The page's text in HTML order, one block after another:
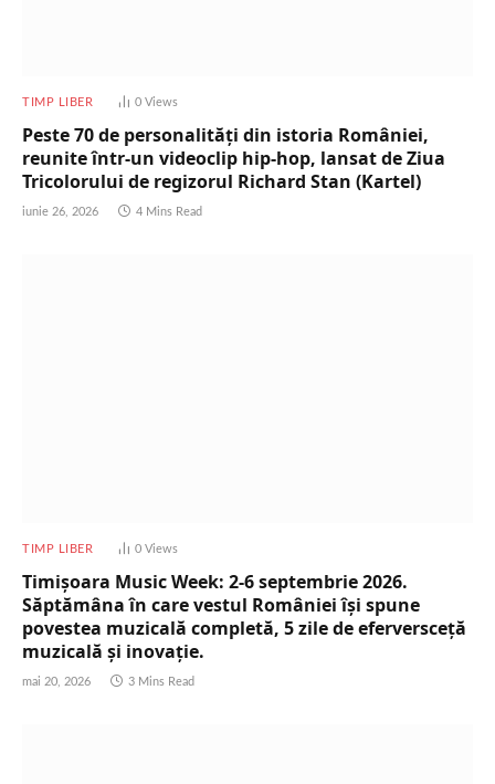
TIMP LIBER 0 Views
Peste 70 de personalități din istoria României,
reunite într-un videoclip hip-hop, lansat de Ziua
Tricolorului de regizorul Richard Stan (Kartel)
iunie 26, 2026 4 Mins Read
TIMP LIBER 0 Views
Timișoara Music Week: 2-6 septembrie 2026.
Săptămâna în care vestul României își spune
povestea muzicală completă, 5 zile de eferversceță
muzicală și inovație.
mai 20, 2026 3 Mins Read